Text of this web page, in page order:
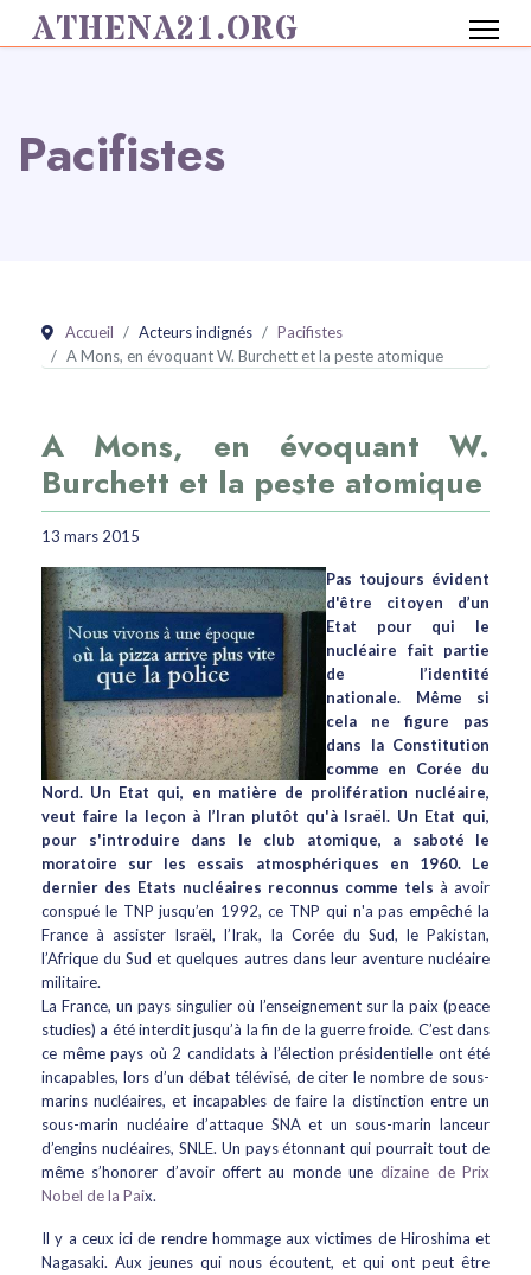
ATHENA21.ORG
Pacifistes
Accueil Acteurs indignés
Pacifistes
A Mons, en évoquant W. Burchett et la peste atomique
A Mons, en évoquant W.
Burchett et la peste atomique
13 mars 2015
Pas toujours évident
d'être citoyen d’un
Etat pour qui le
nucléaire fait partie
de l’identité
nationale. Même si
cela ne figure pas
dans la Constitution
comme en Corée du
Nord. Un Etat qui, en matière de prolifération nucléaire,
veut faire la leçon à l’Iran plutôt qu'à Israël. Un Etat qui,
pour s'introduire dans le club atomique, a saboté le
moratoire sur les essais atmosphériques en 1960. Le
dernier des Etats nucléaires reconnus comme tels à avoir
conspué le TNP jusqu’en 1992, ce TNP qui n'a pas empêché la
France à assister Israël, l’Irak, la Corée du Sud, le Pakistan,
l’Afrique du Sud et quelques autres dans leur aventure nucléaire
militaire.
La France, un pays singulier où l’enseignement sur la paix (peace
studies) a été interdit jusqu’à la fin de la guerre froide. C’est dans
ce même pays où 2 candidats à l’élection présidentielle ont été
incapables, lors d’un débat télévisé, de citer le nombre de sous-
marins nucléaires, et incapables de faire la distinction entre un
sous-marin nucléaire d’attaque SNA et un sous-marin lanceur
d’engins nucléaires, SNLE. Un pays étonnant qui pourrait tout de
même s’honorer d’avoir offert au monde unedizaine de Prix
Nobel de la Paix.
Il y a ceux ici de rendre hommage aux victimes de Hiroshima et
Nagasaki. Aux jeunes qui nous écoutent, et qui ont peut être